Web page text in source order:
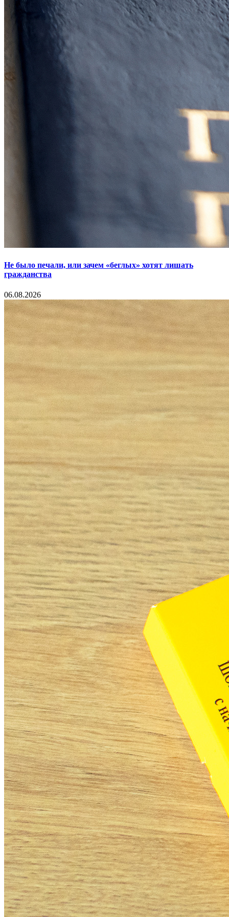
Не было печали, или зачем «беглых» хотят лишать
гражданства
06.08.2026